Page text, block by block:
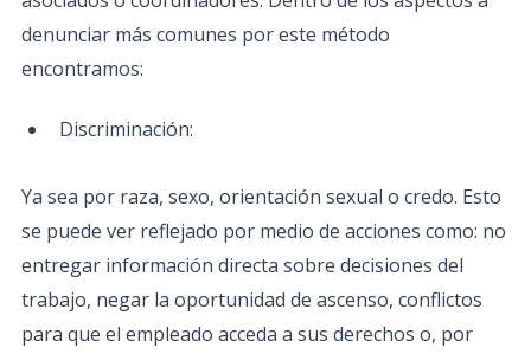
denunciar más comunes por este método
encontramos:
Discriminación:
Ya sea por raza, sexo, orientación sexual o credo. Esto
se puede ver reflejado por medio de acciones como: no
entregar información directa sobre decisiones del
trabajo, negar la oportunidad de ascenso, conflictos
para que el empleado acceda a sus derechos o, por